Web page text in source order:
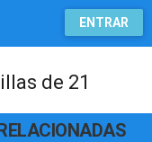
ENTRAR
de 21